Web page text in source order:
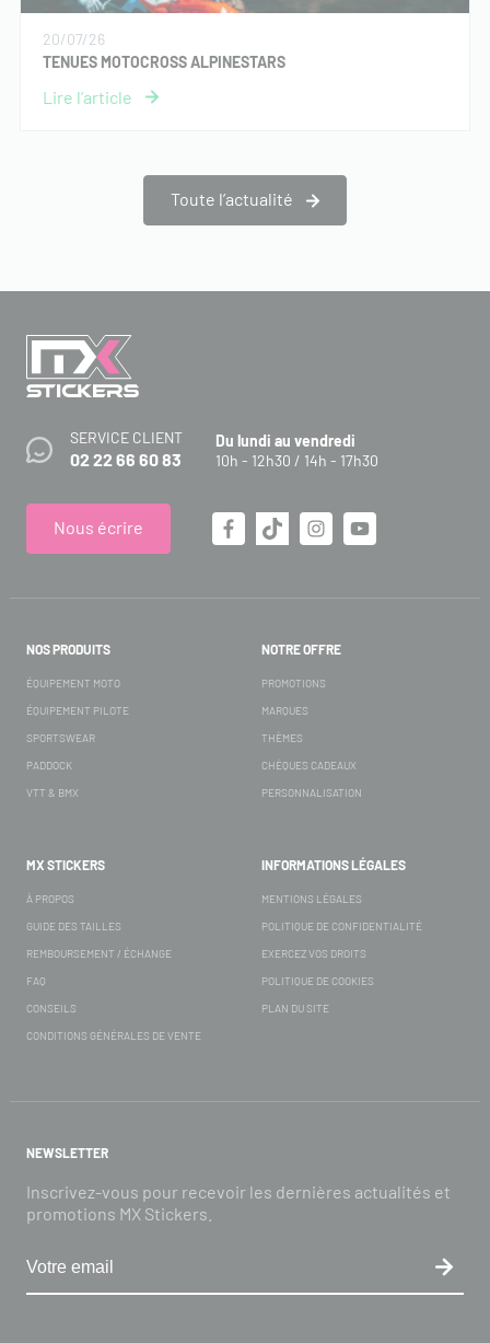
20/07/26
TENUES MOTOCROSS ALPINESTARS
Toute l’actualité
SERVICE CLIENT
02 22 66 60 83
Du lundi au vendredi
10h - 12h30 / 14h - 17h30
Nous écrire
NOS PRODUITS
ÉQUIPEMENT MOTO
ÉQUIPEMENT PILOTE
SPORTSWEAR
PADDOCK
VTT & BMX
NOTRE OFFRE
PROMOTIONS
MARQUES
THÈMES
CHÈQUES CADEAUX
PERSONNALISATION
MX STICKERS
À PROPOS
GUIDE DES TAILLES
REMBOURSEMENT / ÉCHANGE
FAQ
CONSEILS
CONDITIONS GÉNÉRALES DE VENTE
INFORMATIONS LÉGALES
MENTIONS LÉGALES
POLITIQUE DE CONFIDENTIALITÉ
EXERCEZ VOS DROITS
POLITIQUE DE COOKIES
PLAN DU SITE
NEWSLETTER
Inscrivez-vous pour recevoir les dernières actualités et
promotions MX Stickers.